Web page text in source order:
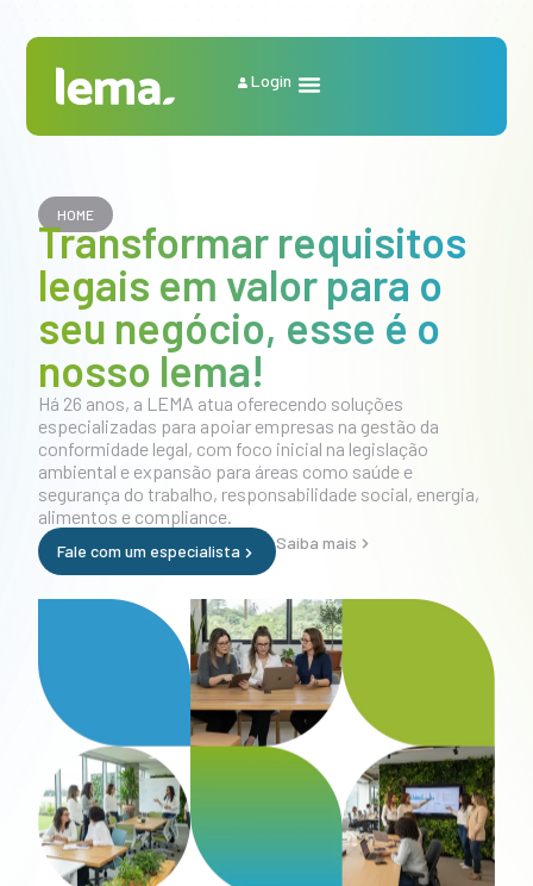
Login
HOME
Transformar requisitos
legais em valor para o
seu negócio, esse é o
nosso lema!
Há 26 anos, a LEMA atua oferecendo soluções
especializadas para apoiar empresas na gestão da
conformidade legal, com foco inicial na legislação
ambiental e expansão para áreas como saúde e
segurança do trabalho, responsabilidade social, energia,
alimentos e compliance.
Fale com um especialista Saiba mais